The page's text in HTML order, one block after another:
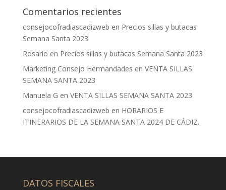
Comentarios recientes
consejocofradiascadizweb en Precios sillas y butacas
Semana Santa 2023
Rosario en Precios sillas y butacas Semana Santa 2023
Marketing Consejo Hermandades en VENTA SILLAS
SEMANA SANTA 2023
Manuela G en VENTA SILLAS SEMANA SANTA 2023
consejocofradiascadizweb en HORARIOS E
ITINERARIOS DE LA SEMANA SANTA 2024 DE CÁDIZ.
DATOS FISCALES